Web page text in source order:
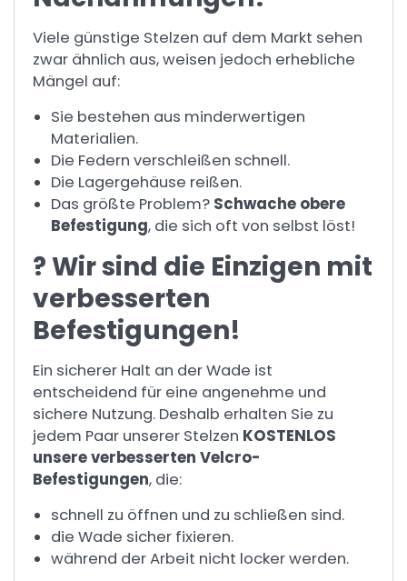
Viele günstige Stelzen auf dem Markt sehen
zwar ähnlich aus, weisen jedoch erhebliche
Mängel auf:
Sie bestehen aus minderwertigen
Materialien.
Die Federn verschleißen schnell.
Die Lagergehäuse reißen.
Das größte Problem? Schwache obere
Befestigung, die sich oft von selbst löst!
? Wir sind die Einzigen mit
verbesserten
Befestigungen!
Ein sicherer Halt an der Wade ist
entscheidend für eine angenehme und
sichere Nutzung. Deshalb erhalten Sie zu
jedem Paar unserer Stelzen KOSTENLOS
unsere verbesserten Velcro-
Befestigungen, die:
schnell zu öffnen und zu schließen sind.
die Wade sicher fixieren.
während der Arbeit nicht locker werden.